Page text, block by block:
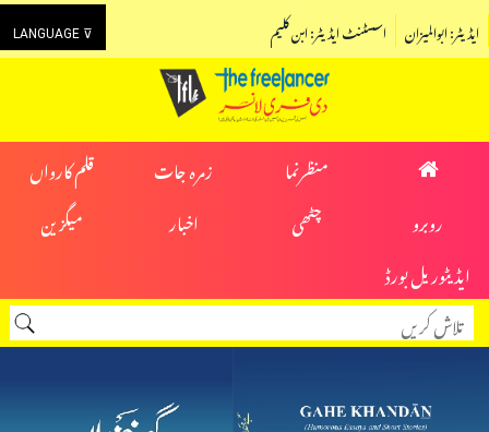
LANGUAGE ⊽ اسسٹنٹ ایڈیٹر: ابن کلیم ایڈیٹر: ابوالمیزان
منظرنما زمرہ جات
قلم کارواں
روبرو
چٹھی اخبار
میگزین
ایڈیٹوریل بورڈ